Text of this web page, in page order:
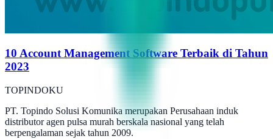
10 Account Management Software Terbaik di Tahun
2023
TOPINDOKU
PT. Topindo Solusi Komunika merupakan Perusahaan induk
distributor agen pulsa murah berskala nasional yang telah
berpengalaman sejak tahun 2009.